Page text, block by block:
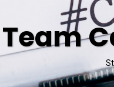
Team